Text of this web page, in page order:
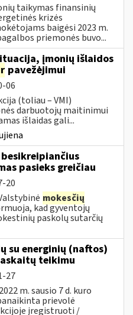
taikymas finansinių
krizės
baigėsi 2023 m.
priemonės buvo...
įmonių išlaidos
pavežėjimui
06
(toliau – VMI)
darbuotojų maitinimui
išlaidas gali...
besikreipiančius
pasieks greičiau
20
mokesčių
kad gyventojų
paskolų sutarčių
su energinių (naftos)
teikimu
27
m. sausio 7 d. kuro
prievolė
įregistruoti /